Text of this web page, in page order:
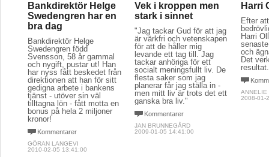
Bankdirektör Helge
Swedengren har en
bra dag
Bankdirektör Helge
Swedengren född
Svensson, 58 år gammal
och nygift, pustar ut! Han
har nyss fått beskedet från
direktionen att han för sitt
gedigna arbete i bankens
tjänst - utöver sin väl
tilltagna lön - fått motta en
bonus på hela 2 miljoner
kronor!
Kommentarer
GÖRAN LANGEVI
2010-02-05 13:41:00
Vek i kroppen men
stark i sinnet
"Jag tackar Gud för att jag
är värkfri och vetenskapen
för att de håller mig
levande ett tag till. Jag
tackar anhöriga för ett
socialt meningsfullt liv. De
flesta saker som jag
planerar får jag ställa in -
men mitt liv är trots det ett
ganska bra liv."
Kommentarer
JAN BRUNNEGÅRD
2009-01-05 14:41:00
Harri
Efter
Harri
och
Det
resultat.
ANNELIE
2008-01-